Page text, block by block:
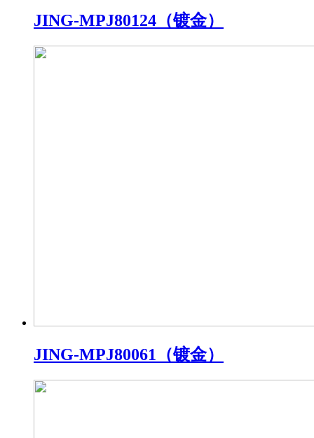
JING-MPJ80124（镀金）
JING-MPJ80061（镀金）